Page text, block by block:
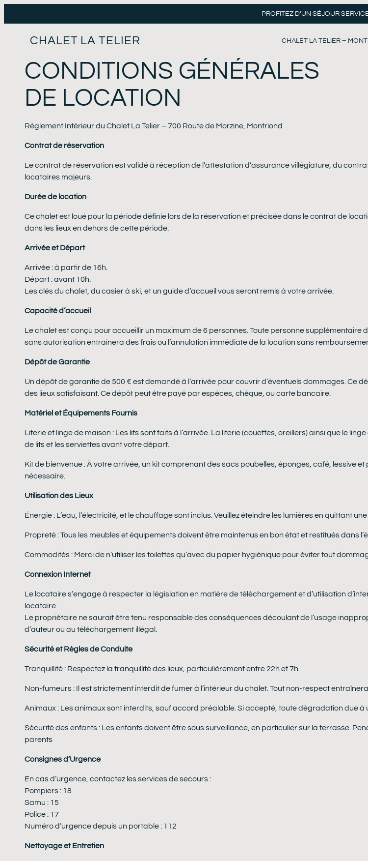
PROFITEZ D'UN SÉJOUR
CHALET LA TELIER CHALET LA TELIER –
CONDITIONS GÉNÉRALES
DE LOCATION
Règlement Intérieur du Chalet La Telier – 700 Route de Morzine, Montriond
Contrat de réservation
Le contrat de réservation est validé à réception de l’attestation d’assurance villégiature, du
locataires majeurs.
Durée de location
Ce chalet est loué pour la période définie lors de la réservation et précisée dans le contrat de
dans les lieux en dehors de cette période.
Arrivée et Départ
Arrivée : à partir de 16h.
Départ : avant 10h.
Les clés du chalet, du casier à ski, et un guide d’accueil vous seront remis à votre arrivée.
Capacité d’accueil
Le chalet est conçu pour accueillir un maximum de 6 personnes. Toute personne
sans autorisation entraînera des frais ou l’annulation immédiate de la location sans
Dépôt de Garantie
Un dépôt de garantie de 500 € est demandé à l’arrivée pour couvrir d’éventuels dommages. Ce
des lieux satisfaisant. Ce dépôt peut être payé par espèces, chèque, ou carte bancaire.
Matériel et Équipements Fournis
Literie et linge de maison : Les lits sont faits à l’arrivée. La literie (couettes, oreillers) ainsi que le
de lits et les serviettes avant votre départ.
Kit de bienvenue : À votre arrivée, un kit comprenant des sacs poubelles, éponges, café, lessive
nécessaire.
Utilisation des Lieux
Énergie : L’eau, l’électricité, et le chauffage sont inclus. Veuillez éteindre les lumières en quittant
Propreté : Tous les meubles et équipements doivent être maintenus en bon état et restitués dans
Commodités : Merci de n’utiliser les toilettes qu’avec du papier hygiénique pour éviter tout
Connexion Internet
Le locataire s’engage à respecter la législation en matière de téléchargement et d’utilisation
locataire.
Le propriétaire ne saurait être tenu responsable des conséquences découlant de l’usage
d’auteur ou au téléchargement illégal.
Sécurité et Règles de Conduite
Tranquillité : Respectez la tranquillité des lieux, particulièrement entre 22h et 7h.
Non-fumeurs : Il est strictement interdit de fumer à l’intérieur du chalet. Tout non-respect
Animaux : Les animaux sont interdits, sauf accord préalable. Si accepté, toute dégradation due à
Sécurité des enfants : Les enfants doivent être sous surveillance, en particulier sur la terrasse.
parents
Consignes d’Urgence
En cas d’urgence, contactez les services de secours :
Pompiers : 18
Samu : 15
Police : 17
Numéro d’urgence depuis un portable : 112
Nettoyage et Entretien